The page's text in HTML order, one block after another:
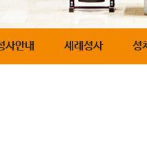
사안내 세례성사 성